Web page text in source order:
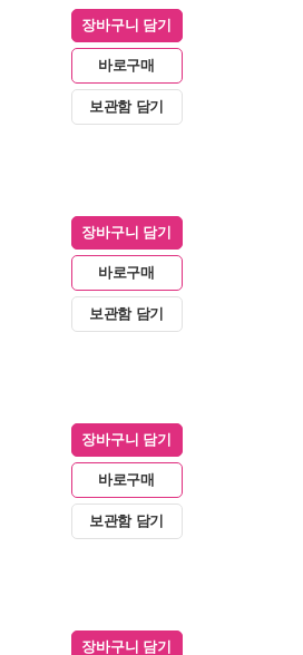
장바구니 담기
바로구매
보관함 담기
장바구니 담기
바로구매
보관함 담기
장바구니 담기
바로구매
보관함 담기
장바구니 담기